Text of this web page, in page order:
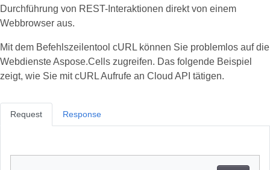
Durchführung von REST-Interaktionen direkt von einem
Webbrowser aus.
Mit dem Befehlszeilentool cURL können Sie problemlos auf die
Webdienste Aspose.Cells zugreifen. Das folgende Beispiel
zeigt, wie Sie mit cURL Aufrufe an Cloud API tätigen.
Request Response